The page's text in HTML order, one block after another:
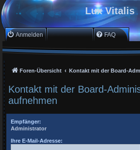
Lux Vitalis
Anmelden Registrieren FAQ
Foren-Übersicht Kontakt mit der Board-
Kontakt mit der Board-
aufnehmen
Empfänger:
Administrator
Ihre E-Mail-Adresse: